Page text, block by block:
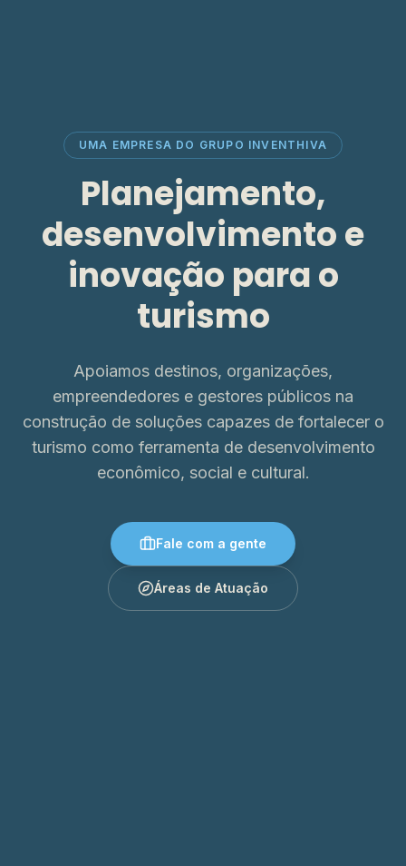
UMA EMPRESA DO GRUPO INVENTHIVA
Planejamento,
desenvolvimento e
inovação para o
turismo
Apoiamos destinos, organizações,
empreendedores e gestores públicos na
construção de soluções capazes de fortalecer o
turismo como ferramenta de desenvolvimento
econômico, social e cultural.
Fale com a gente
Áreas de Atuação